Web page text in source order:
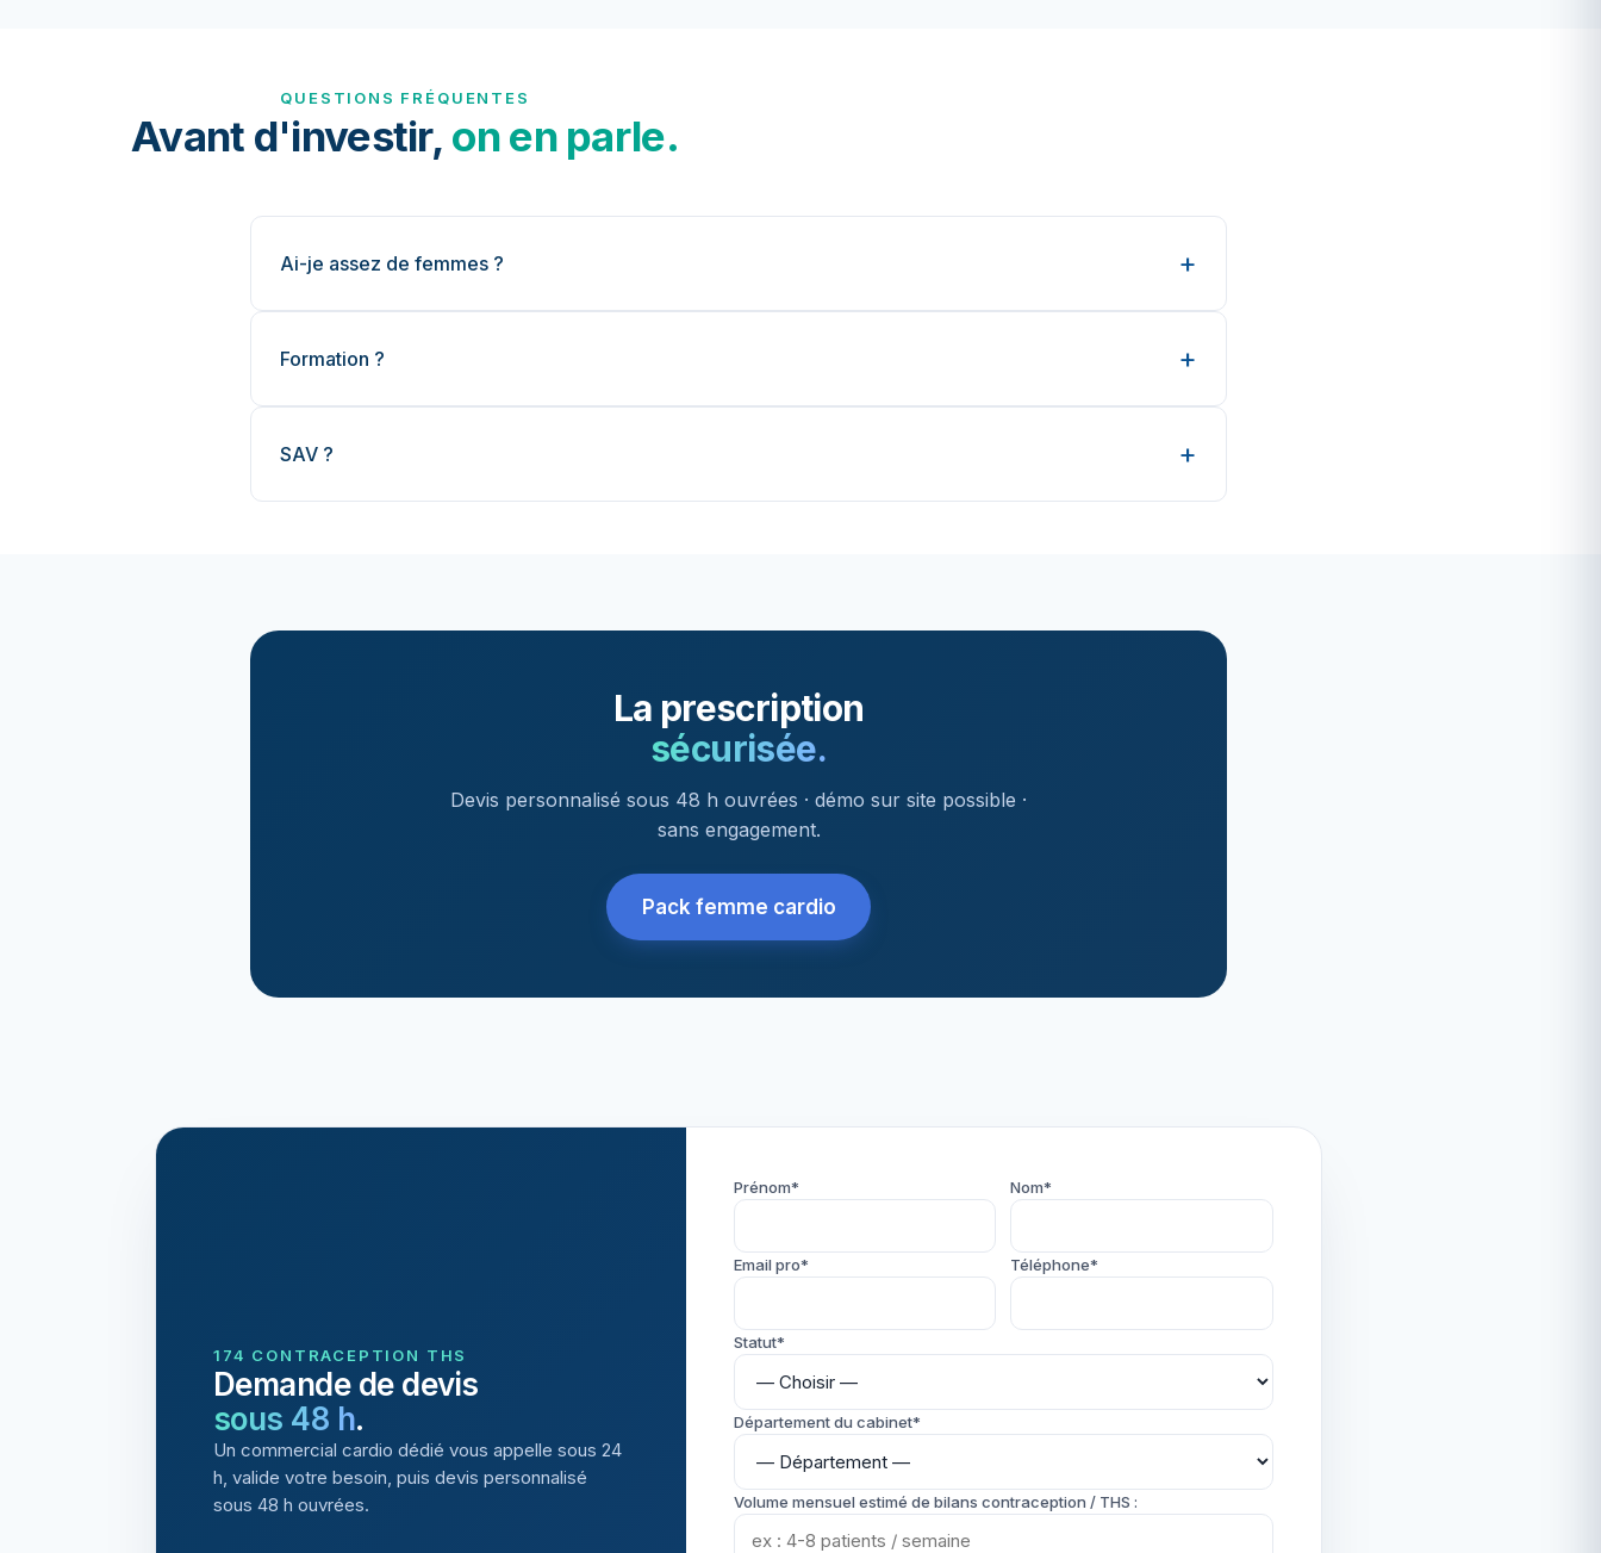
QUESTIONS FRÉQUENTES
Avant d'investir, on en parle.
Ai-je assez de femmes ?
Formation ?
SAV ?
La prescription
sécurisée.
Devis personnalisé sous 48 h ouvrées · démo sur site possible ·
sans engagement.
Pack femme cardio
174 CONTRACEPTION THS
Demande de devis
sous 48 h.
Un commercial cardio dédié vous appelle sous 24
h, valide votre besoin, puis devis personnalisé
sous 48 h ouvrées.
Prénom* Nom*
Email pro* Téléphone*
Statut*
Département du cabinet*
Volume mensuel estimé de bilans contraception / THS :